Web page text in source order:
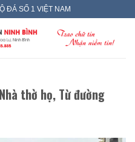
ĐÁ SỐ 1 VIỆT NAM
thờ họ, Từ đường